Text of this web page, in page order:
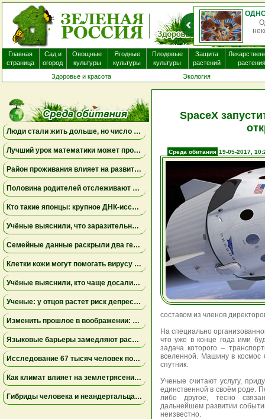
Главная
страница
Сад и
огород
Овощные
культуры
Ягодные
культуры
Плодовые
культуры
Защита
растений
растения
Здоровье и красота
Экология
Люди стали жить дольше, но число лет, проведённых с болезнями, продолжает расти
Лучший урок математики может проходить дома
Район проживания влияет на развитие мозга ребенка
Половина родителей отслеживают местоположение взрослых детей, но это не всегда приносит спокойствие
Кто такие японцы: крупное ДНК-исследование меняет представления о происхождении народа
Учёные выяснили, что заразительное зевание может начинаться ещё до рождения
Семейные данные раскрыли два генетических пути к детской депрессии и тревожности
Клетки кожи могут помогать вирусу бешенства проникать в нервную систему даже при незначительных повреждениях
Учёные выяснили, кто чаще досаливает еду: мужчины лидируют, а поведение женщин зависит от образа жизни
Ученые: у отцов растет риск депрессии через год после рождения ребенка
Изменить прошлое в воображении: как работа с воспоминаниями снижает страх неудачи
Языковые барьеры замедляют распространение знаний и инноваций — результаты исследования
Исследование 67 тысяч человек показало неожиданные факты о сексуальном влечении и возрасте
Как климат влияет на землетрясения: учёные установили связь между изменением уровня озера Туркана и тектонической активностью
Гибриды человека и неандертальца могли вымирать из-за несовместимости крови — новое исследование
SpaceX
Среда обитания 19-05-2017,
составом из членов
На специально
что уже в конце года ими
задача которого –
вселенной. Машину в космос
спутник.
Ученые считают услугу,
единственной в своём роде.
либо другое, тесно
дальнейшем развитии
неизвестно.